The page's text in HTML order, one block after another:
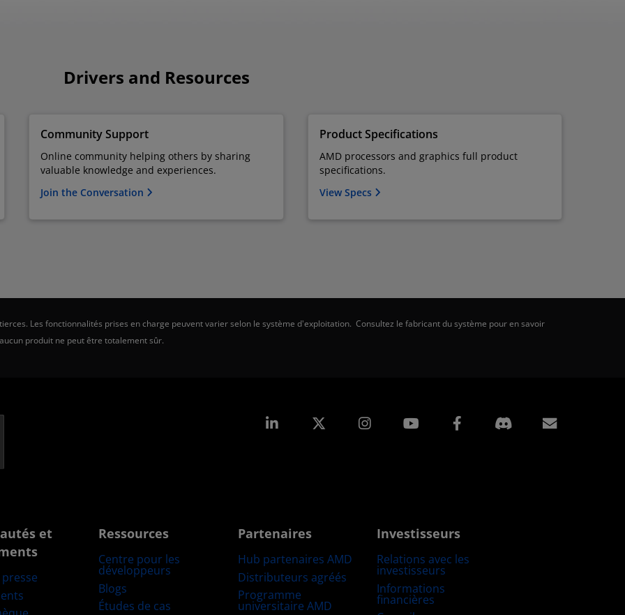
Drivers and Resources
Community Support
Online community helping others by sharing
valuable knowledge and experiences.
Join the Conversation
Product Specifications
AMD processors and graphics full product
specifications.
View Specs
Les fonctionnalités prises en charge peuvent varier selon le système d'exploitation. Consultez le fabricant du système pour en savoir
produit ne peut être totalement sûr.
LinkedIn Instagram Facebook
et
presse
Ressources
Centre pour les
développeurs
Blogs
Études de cas
Partenaires
Hub partenaires AMD
Distributeurs agréés
Programme
universitaire AMD
Investisseurs
Relations avec les
investisseurs
Informations
financières